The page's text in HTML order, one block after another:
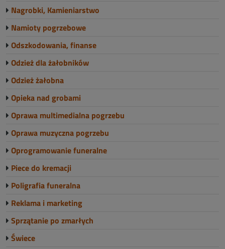
Nagrobki, Kamieniarstwo
Namioty pogrzebowe
Odszkodowania, finanse
Odzież dla żałobników
Odzież żałobna
Opieka nad grobami
Oprawa multimedialna pogrzebu
Oprawa muzyczna pogrzebu
Oprogramowanie funeralne
Piece do kremacji
Poligrafia funeralna
Reklama i marketing
Sprzątanie po zmarłych
Świece